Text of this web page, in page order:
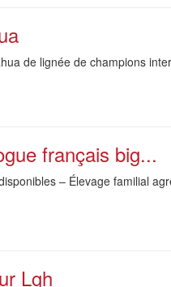
de lignée de champions
français big...
– Élevage familial
Lgh